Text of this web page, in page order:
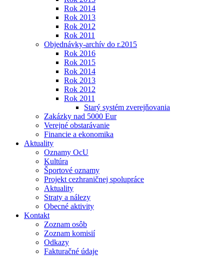
Rok 2014
Rok 2013
Rok 2012
Rok 2011
Objednávky-archív do r.2015
Rok 2016
Rok 2015
Rok 2014
Rok 2013
Rok 2012
Rok 2011
Starý systém zverejňovania
Zakázky nad 5000 Eur
Verejné obstarávanie
Financie a ekonomika
Aktuality
Oznamy OcU
Kultúra
Športové oznamy
Projekt cezhraničnej spolupráce
Aktuality
Straty a nálezy
Obecné aktivity
Kontakt
Zoznam osôb
Zoznam komisií
Odkazy
Fakturačné údaje